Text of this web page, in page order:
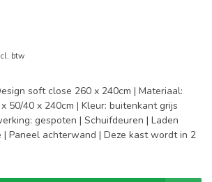
btw
soft close 260 x 240cm | Materiaal:
50/40 x 240cm | Kleur: buitenkant grijs
gespoten | Schuifdeuren | Laden
Paneel achterwand | Deze kast wordt in 2